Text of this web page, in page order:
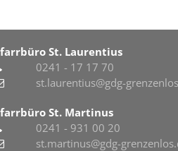
St. Laurentius
0241 - 17 17 70
st.laurentius@gdg-
St. Martinus
0241 - 931 00 20
st.martinus@gdg-